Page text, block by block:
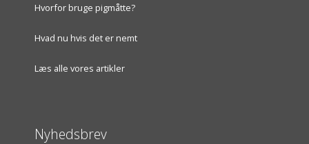
Hvorfor bruge pigmåtte?
Hvad nu hvis det er nemt
Læs alle vores artikler
Nyhedsbrev